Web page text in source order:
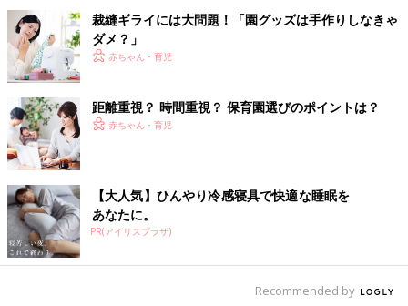
裁縫ギライには大問題！「園グッズは手作りしなきゃ
ダメ？」
赤ちゃん・育児
距離重視？ 時間重視？ 保育園選びのポイントは？
赤ちゃん・育児
【大人気】ひんやり冷感寝具で快適な睡眠を
あなたに。
PR(アイリスプラザ)
Recommended by